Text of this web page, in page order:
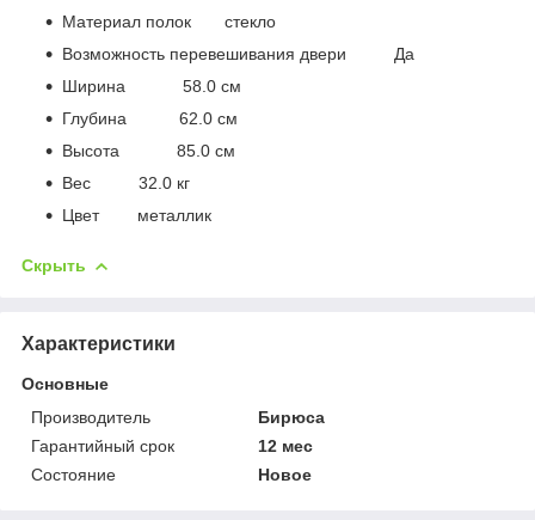
Материал полок стекло
Возможность перевешивания двери Да
Ширина 58.0 см
Глубина 62.0 см
Высота 85.0 см
Вес 32.0 кг
Цвет металлик
Скрыть
Характеристики
Основные
Производитель
Бирюса
Гарантийный срок
12 мес
Состояние
Новое